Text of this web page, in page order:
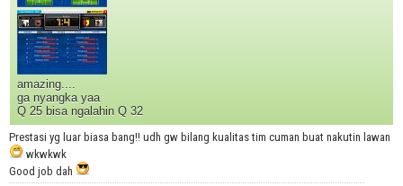
amazing....
ga nyangka yaa
Q 25 bisa ngalahin Q 32
Prestasi yg luar biasa bang!! udh gw bilang kualitas tim cuman buat nakutin lawan
wkwkwk
Good job dah